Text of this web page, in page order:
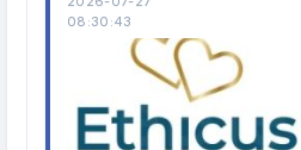
08:30:43